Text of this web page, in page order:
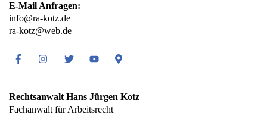
E-Mail Anfragen:
info@ra-kotz.de
ra-kotz@web.de
FacebookInstagramTwitter Youtube Google
Rechtsanwalt Hans Jürgen Kotz
Fachanwalt für Arbeitsrecht